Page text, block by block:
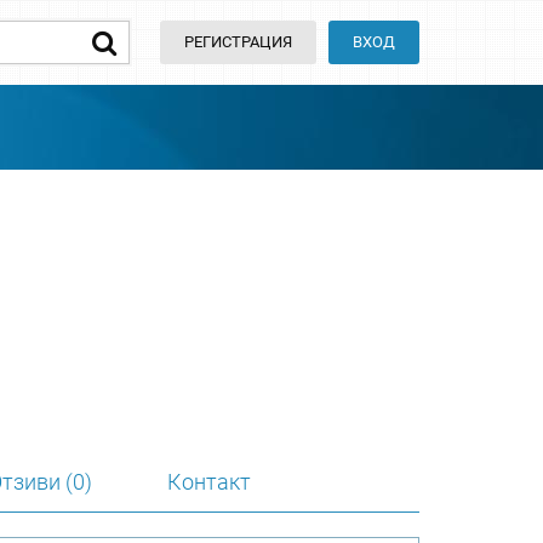
РЕГИСТРАЦИЯ ВХОД
(0) Контакт